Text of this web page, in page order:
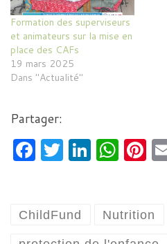
Formation des superviseurs
et animateurs sur la mise en
place des CAFs
19 mars 2025
Dans "Actualité"
Partager:
F
e
T
er
Li W
s
Pi
es
ChildFund Nutrition